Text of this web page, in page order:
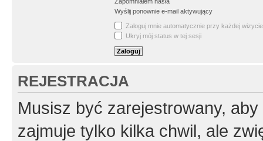
Wyślij ponownie e-mail aktywujący
Zaloguj mnie automatycznie przy każdej wizycie
Ukryj mój status w tej sesji
REJESTRACJA
Musisz być zarejestrowany,
zajmuje tylko kilka chwil, ale